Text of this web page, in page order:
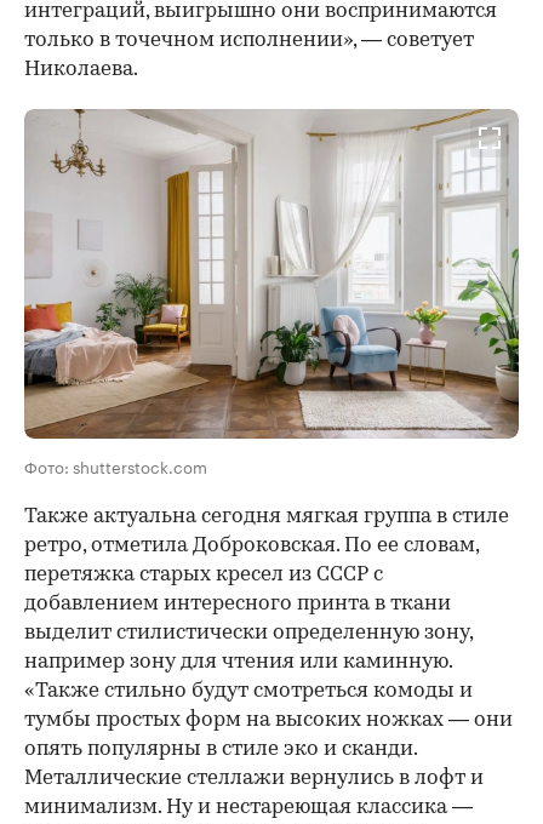
интеграций, выигрышно они воспринимаются
только в точечном исполнении», — советует
Николаева.
Фото: shutterstock.com
Также актуальна сегодня мягкая группа в стиле
ретро, отметила Доброковская. По ее словам,
перетяжка старых кресел из СССР с
добавлением интересного принта в ткани
выделит стилистически определенную зону,
например зону для чтения или каминную.
«Также стильно будут смотреться комоды и
тумбы простых форм на высоких ножках — они
опять популярны в стиле эко и сканди.
Металлические стеллажи вернулись в лофт и
минимализм. Ну и нестареющая классика —